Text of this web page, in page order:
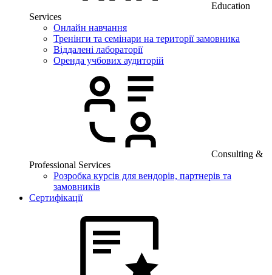
Education
Services
Онлайн навчання
Тренінги та семінари на території замовника
Віддалені лабораторії
Оренда учбових аудиторій
Consulting &
Professional Services
Розробка курсів для вендорів, партнерів та
замовників
Сертифікації